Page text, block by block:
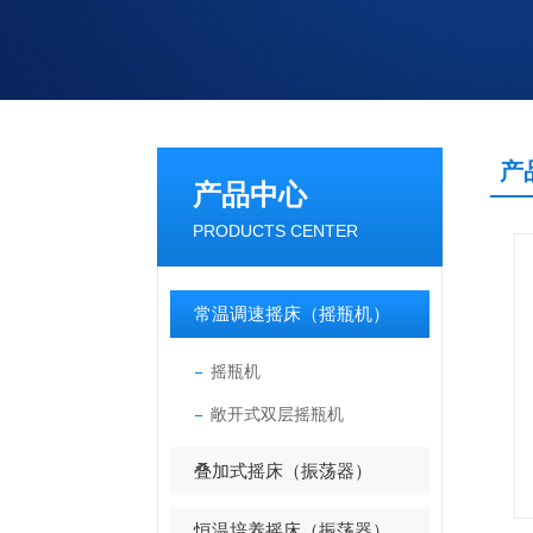
产品中心
PRODUCTS CENTER
常温调速摇床（摇瓶机）
摇瓶机
敞开式双层摇瓶机
叠加式摇床（振荡器）
产